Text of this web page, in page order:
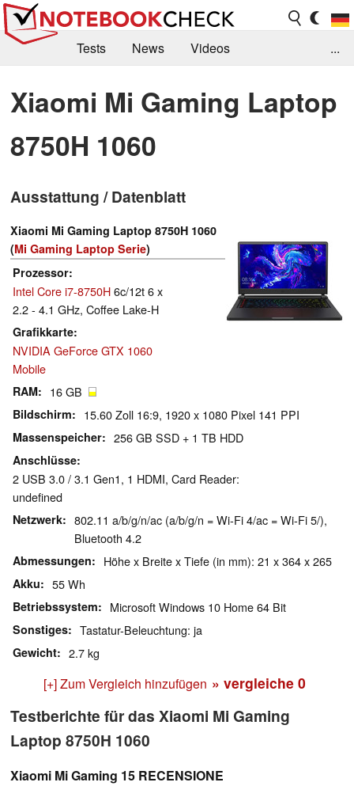
Tests News
Videos
Kaufberatung
Deals Suche
Jobs
Forum
...
Xiaomi Mi Gaming Laptop
8750H 1060
Ausstattung / Datenblatt
Xiaomi Mi Gaming Laptop 8750H 1060
(Mi Gaming Laptop Serie)
Prozessor
Intel Core i7-8750H6c/12t 6 x
2.2 - 4.1 GHz, Coffee Lake-H
Grafikkarte
NVIDIA GeForce GTX 1060
Mobile
RAM 16 GB
Bildschirm 15.60 Zoll 16:9, 1920 x 1080 Pixel 141 PPI
Massenspeicher 256 GB SSD + 1 TB HDD
Anschlüsse
2 USB 3.0 / 3.1 Gen1, 1 HDMI, Card Reader:
undefined
Netzwerk
802.11 a/b/g/n/ac (a/b/g/n = Wi-Fi 4/ac = Wi-Fi 5/),
Bluetooth 4.2
Abmessungen Höhe x Breite x Tiefe (in mm): 21 x 364 x 265
Akku 55 Wh
Betriebssystem Microsoft Windows 10 Home 64 Bit
Sonstiges Tastatur-Beleuchtung: ja
Gewicht 2.7 kg
[+] Zum Vergleich hinzufügen » vergleiche 0
Testberichte für das Xiaomi Mi Gaming
Laptop 8750H 1060
Xiaomi Mi Gaming 15 RECENSIONE